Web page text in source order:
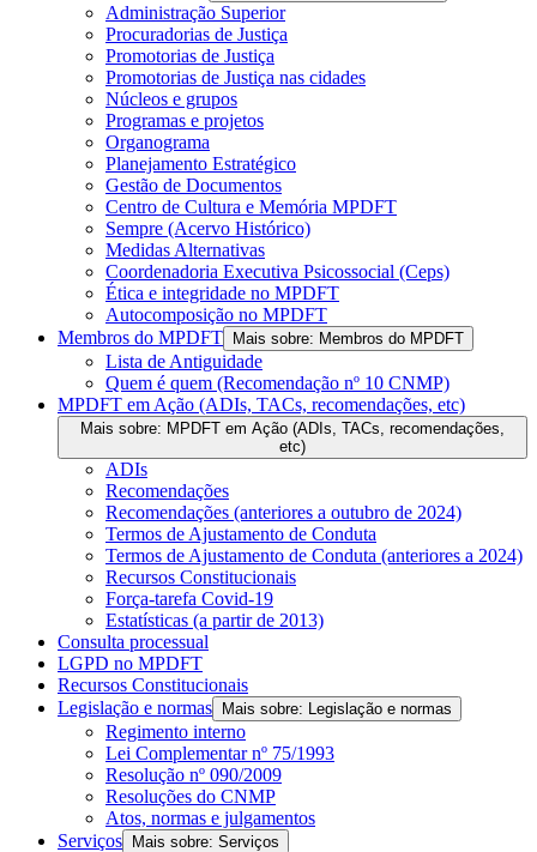
Administração Superior
Procuradorias de Justiça
Promotorias de Justiça
Promotorias de Justiça nas cidades
Núcleos e grupos
Programas e projetos
Organograma
Planejamento Estratégico
Gestão de Documentos
Centro de Cultura e Memória MPDFT
Sempre (Acervo Histórico)
Medidas Alternativas
Coordenadoria Executiva Psicossocial (Ceps)
Ética e integridade no MPDFT
Autocomposição no MPDFT
Membros do MPDFT
Mais sobre: Membros do MPDFT
Lista de Antiguidade
Quem é quem (Recomendação nº 10 CNMP)
MPDFT em Ação (ADIs, TACs, recomendações, etc)
Mais sobre: MPDFT em Ação (ADIs, TACs, recomendações,
etc)
ADIs
Recomendações
Recomendações (anteriores a outubro de 2024)
Termos de Ajustamento de Conduta
Termos de Ajustamento de Conduta (anteriores a 2024)
Recursos Constitucionais
Força-tarefa Covid-19
Estatísticas (a partir de 2013)
Consulta processual
LGPD no MPDFT
Recursos Constitucionais
Legislação e normas
Mais sobre: Legislação e normas
Regimento interno
Lei Complementar nº 75/1993
Resolução nº 090/2009
Resoluções do CNMP
Atos, normas e julgamentos
Serviços
Mais sobre: Serviços